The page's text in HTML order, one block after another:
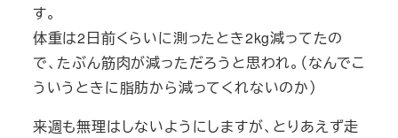
す。
体重は2日前くらいに測ったとき2kg減ってたの
で、たぶん筋肉が減っただろうと思われ。（なんでこ
ういうときに脂肪から減ってくれないのか）
来週も無理はしないようにしますが、とりあえず走